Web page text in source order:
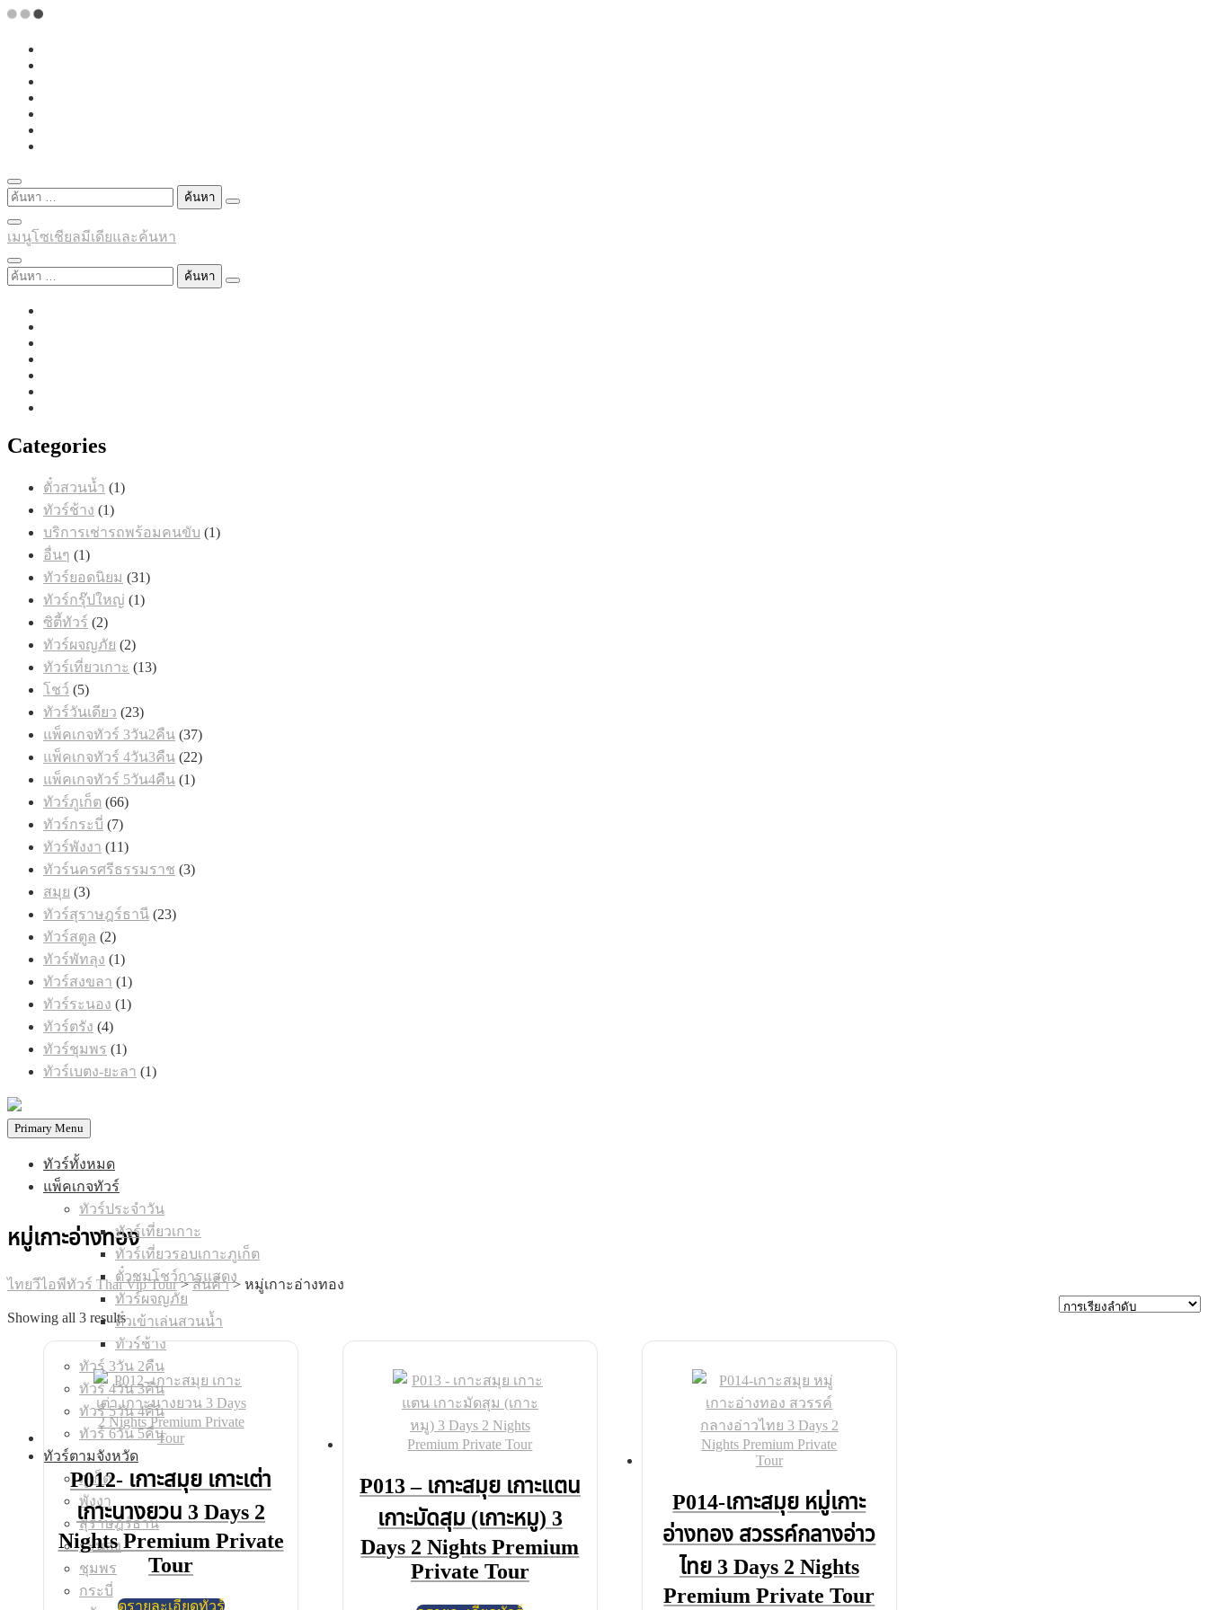
Skip
content
ค้นหา
สำหรับ:
เมนูโซเชียลมีเดียและค้นหา
ค้นหา
Categories
ตั๋วสวนน้ำ 11
ทัวร์ช้าง 11
สินค้า
บริการเช่ารถพร้อมคนขับ 11
อื่นๆ 11
สินค้า
ทัวร์ยอดนิยม 3131
ทัวร์กรุ๊ปใหญ่ 11
ซิตี้ทัวร์ 22
สินค้า
ทัวร์ผจญภัย 22
สินค้า
ทัวร์เที่ยวเกาะ 1313
โชว์ 55
สินค้า
ทัวร์วันเดียว 2323
สินค้า
แพ็คเกจทัวร์ 3วัน2คืน 3737
สินค้า
แพ็คเกจทัวร์ 4วัน3คืน 2222
แพ็คเกจทัวร์ 5วัน4คืน 11
ทัวร์ภูเก็ต 6666
ทัวร์กระบี่ 77
สินค้า
ทัวร์พังงา 1111
ทัวร์นครศรีธรรมราช 33
สมุย 33
สินค้า
ทัวร์สุราษฎร์ธานี 2323
ทัวร์สตูล 22
สินค้า
ทัวร์พัทลุง 11
สินค้า
ทัวร์สงขลา 11
สินค้า
ทัวร์ระนอง 11
ทัวร์ตรัง 44
สินค้า
ทัวร์ชุมพร 11
สินค้า
ทัวร์เบตง-ยะลา 11
Primary Menu
ทัวร์ทั้งหมด
แพ็คเกจทัวร์
ทัวร์ประจำวัน
ทัวร์เที่ยวเกาะ
ทัวร์เที่ยวรอบเกาะภูเก็ต
ตั๋วชมโชว์การแสดง
ทัวร์ผจญภัย
ตั๋วเข้าเล่นสวนน้ำ
ทัวร์ช้าง
ทัวร์ 3วัน 2คืน
ทัวร์ 4วัน 3คืน
ทัวร์ 5วัน 4คืน
ทัวร์ 6วัน 5คืน
ทัวร์ตามจังหวัด
ภูเก็ต
พังงา
สุราษฎร์ธานี
ระนอง
ชุมพร
กระบี่
หมู่เกาะอ่างทอง
ไทยวีไอพีทัวร์ Thai Vip Tour>สินค้า> หมู่เกาะอ่างทอง
Showing all 3 results
P012- เกาะสมุย เกาะเต่า
เกาะนางยวน 3 Days 2
Nights Premium Private
Tour
ดูรายละเอียดทัวร์
P013 – เกาะสมุย เกาะแตน
เกาะมัดสุม (เกาะหมู) 3
Days 2 Nights Premium
Private Tour
P014-เกาะสมุย หมู่เกาะ
อ่างทอง สวรรค์กลางอ่าว
ไทย 3 Days 2 Nights
Premium Private Tour